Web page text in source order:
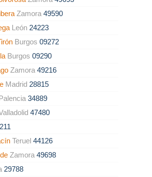
Zamora 49590
León 24223
Burgos 09272
Burgos 09290
Zamora 49216
Madrid 28815
34889
47480
Teruel 44126
Zamora 49698
29788